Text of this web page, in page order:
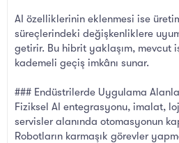
AI özelliklerinin eklenmesi ise
süreçlerindeki değişkenliklere
getirir. Bu hibrit yaklaşım, mevcut
kademeli geçiş imkânı sunar.
### Endüstrilerde Uygulama
Fiziksel AI entegrasyonu, imalat,
servisler alanında otomasyonun
Robotların karmaşık görevler